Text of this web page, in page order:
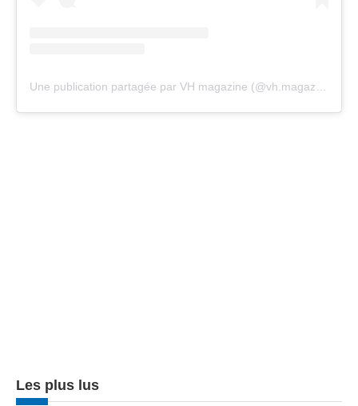
Une publication partagée par VH magazine (@vh.magazine)
Les plus lus